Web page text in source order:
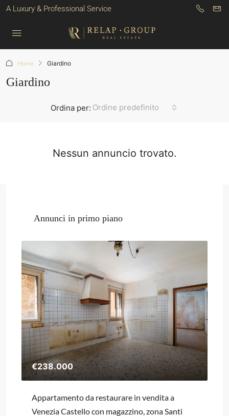
A Luxury & Professional Service
Home Giardino
Giardino
Ordina per: Ordine predefinito
Nessun annuncio trovato.
Annunci in primo piano
€238.000
Appartamento da restaurare in vendita a
Venezia Castello con magazzino, zona Santi